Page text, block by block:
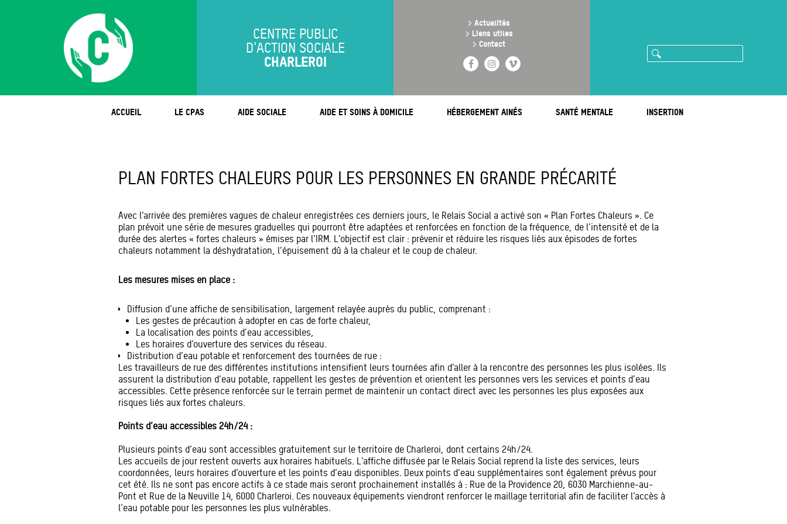
CENTRE PUBLIC
D'ACTION SOCIALE
CHARLEROI
> Actualités
> Liens utiles
> Contact
FacebookInstagram
Vimeo
Rechercher
ACCUEIL LE CPAS AIDE SOCIALE AIDE ET SOINS À DOMICILE HÉBERGEMENT AINÉS SANTÉ MENTALE INSERTION
PLAN FORTES CHALEURS POUR LES PERSONNES EN GRANDE PRÉCARITÉ
Avec l’arrivée des premières vagues de chaleur enregistrées ces derniers jours, le Relais Social a activé son « Plan Fortes Chaleurs ». Ce
plan prévoit une série de mesures graduelles qui pourront être adaptées et renforcées en fonction de la fréquence, de l’intensité et de la
durée des alertes « fortes chaleurs » émises par l’IRM. L’objectif est clair : prévenir et réduire les risques liés aux épisodes de fortes
chaleurs notamment la déshydratation, l’épuisement dû à la chaleur et le coup de chaleur.
Les mesures mises en place :
Diffusion d’une affiche de sensibilisation, largement relayée auprès du public, comprenant :
Les gestes de précaution à adopter en cas de forte chaleur,
La localisation des points d’eau accessibles,
Les horaires d’ouverture des services du réseau.
Distribution d’eau potable et renforcement des tournées de rue :
Les travailleurs de rue des différentes institutions intensifient leurs tournées afin d’aller à la rencontre des personnes les plus isolées. Ils
assurent la distribution d’eau potable, rappellent les gestes de prévention et orientent les personnes vers les services et points d’eau
accessibles. Cette présence renforcée sur le terrain permet de maintenir un contact direct avec les personnes les plus exposées aux
risques liés aux fortes chaleurs.
Points d’eau accessibles 24h/24 :
Plusieurs points d’eau sont accessibles gratuitement sur le territoire de Charleroi, dont certains 24h/24.
Les accueils de jour restent ouverts aux horaires habituels. L’affiche diffusée par le Relais Social reprend la liste des services, leurs
coordonnées, leurs horaires d’ouverture et les points d’eau disponibles. Deux points d’eau supplémentaires sont également prévus pour
cet été. Ils ne sont pas encore actifs à ce stade mais seront prochainement installés à : Rue de la Providence 20, 6030 Marchienne-au-
Pont et Rue de la Neuville 14, 6000 Charleroi. Ces nouveaux équipements viendront renforcer le maillage territorial afin de faciliter l’accès à
l’eau potable pour les personnes les plus vulnérables.